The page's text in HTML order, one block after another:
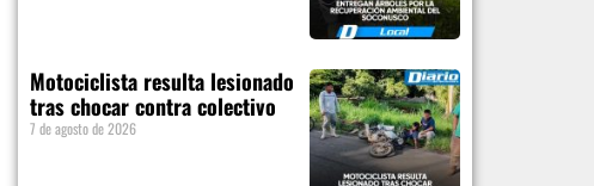
Motociclista resulta lesionado
tras chocar contra colectivo
7 de agosto de 2026